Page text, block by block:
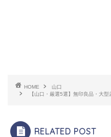
HOME
山口
【山口・厳選5選】無印良品・大
RELATED POST